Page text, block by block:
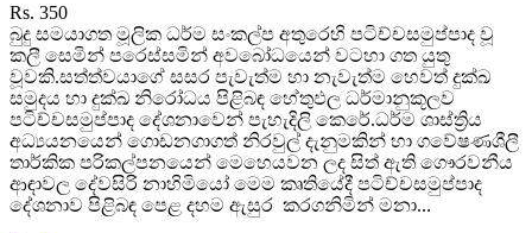
Rs. 350
බුදු සමයාගත මූලික ධර්ම සංකල්ප අතුරෙහි පටිච්චසමුප්පාද වූ
කලී සෙමින් පරෙස්සමින් අවබෝධයෙන් වටහා ගත යුතු
වූවකි.සත්ත්වයාගේ සසර පැවැත්ම හා නැවැත්ම හෙවත් දුක්ඛ
සමුදය හා දුක්ඛ නිරෝධය පිළිබඳ හේතුඵල ධර්මානුකූලව
පටිච්චසමුප්පාද දේශනාවෙන් පැහැදිලි කෙරේ.ධර්ම ශාස්ත්‍රිය
අධ්‍යයනයෙන් ගොඩනගාගත් නිරවුල් දැනුමකින් හා ගවේෂණශීලී
තාර්කික පරිකල්පනයෙන් මෙහෙයවන ලද සිත් ඇති ගෞරවනීය
ආඳාවල දේවසිරි නාහිමියෝ මෙම කෘතියේදී පටිච්චසමුප්පාද
දේශනාව පිළිබඳ පෙළ දහම ඇසුර කරගනිමින් මනා...